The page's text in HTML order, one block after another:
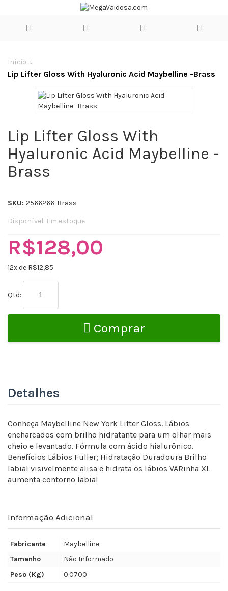
Início
Lip Lifter Gloss With Hyaluronic Acid Maybelline -Brass
Lip Lifter Gloss With
Hyaluronic Acid Maybelline -
Brass
SKU: 2566266-Brass
Disponível: Em estoque
R$128,00
12x de R$12,85
Qtd:
Comprar
Detalhes
Conheça Maybelline New York Lifter Gloss. Lábios
encharcados com brilho hidratante para um olhar mais
cheio e levantado. Fórmula com ácido hialurônico.
Benefícios Lábios Fuller; Hidratação Duradoura Brilho
labial visivelmente alisa e hidrata os lábios VARinha XL
aumenta contorno labial
Informação Adicional
Fabricante
Maybelline
Tamanho
Não Informado
Peso (Kg)
0.0700